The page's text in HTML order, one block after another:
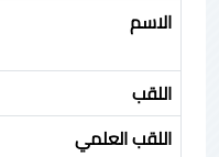
الاسم
اللقب
اللقب العلمي